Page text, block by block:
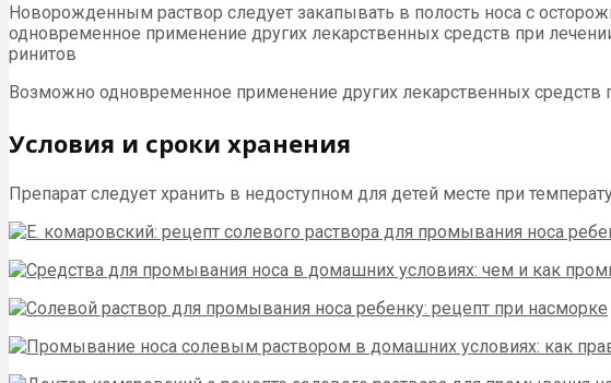
Новорожденным раствор следует закапывать в полость носа с
одновременное применение других лекарственных средств при
ринитов
Возможно одновременное применение других лекарственных средств
Условия и сроки хранения
Препарат следует хранить в недоступном для детей месте при